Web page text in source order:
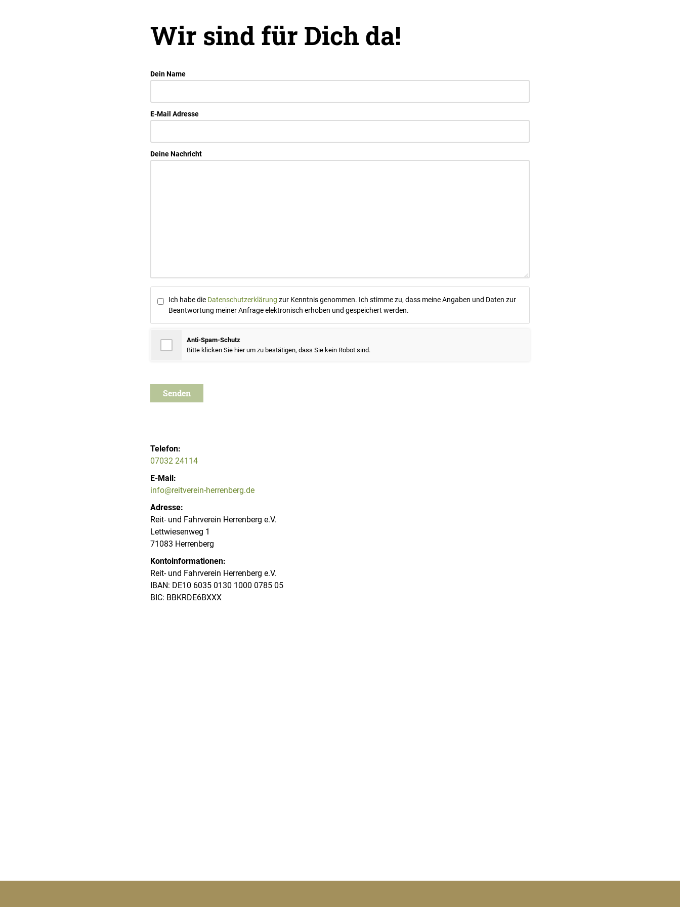
Wir sind für Dich da!
Dein Name
E-Mail Adresse
Deine Nachricht
Ich habe die Datenschutzerklärung zur Kenntnis genommen. Ich stimme zu, dass meine Angaben und Daten zur
Beantwortung meiner Anfrage elektronisch erhoben und gespeichert werden.
Anti-Spam-Schutz
Bitte klicken Sie hier um zu bestätigen, dass Sie kein Robot sind.
Telefon:
07032 24114
E-Mail:
info@reitverein-herrenberg.de
Adresse:
Reit- und Fahrverein Herrenberg e.V.
Lettwiesenweg 1
71083 Herrenberg
Kontoinformationen:
Reit- und Fahrverein Herrenberg e.V.
IBAN: DE10 6035 0130 1000 0785 05
BIC: BBKRDE6BXXX